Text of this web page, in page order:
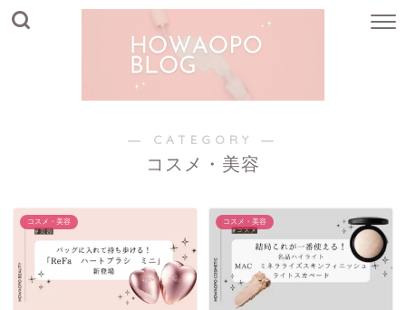
― CATEGORY ―
コスメ・美容
コスメ・美容 コスメ・美容